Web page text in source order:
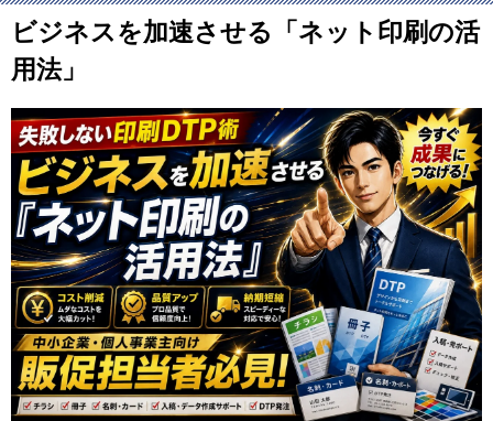
ビジネスを加速させる「ネット印刷の活
用法」